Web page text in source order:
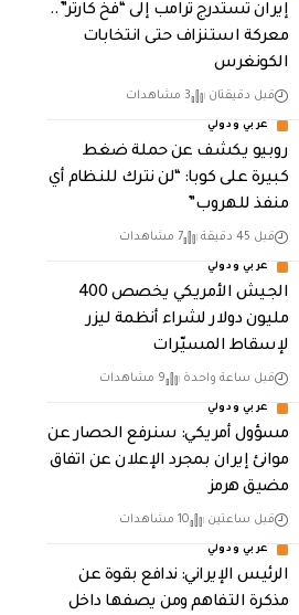
إيران تستدرج ترامب إلى “فخ كارتر”..
معركة استنزاف حتى انتخابات
الكونغرس
قبل دقيقتان 3 مشاهدات
عربي ودولي
روبيو يكشف عن حملة ضغط
كبيرة على كوبا: “لن نترك للنظام أي
منفذ للهروب”
قبل 45 دقيقة 7 مشاهدات
عربي ودولي
الجيش الأمريكي يخصص 400
مليون دولار لشراء أنظمة ليزر
لإسقاط المسيّرات
قبل ساعة واحدة 9 مشاهدات
عربي ودولي
مسؤول أمريكي: سنرفع الحصار عن
موانئ إيران بمجرد الإعلان عن اتفاق
مضيق هرمز
قبل ساعتين 10 مشاهدات
عربي ودولي
الرئيس الإيراني: ندافع بقوة عن
مذكرة التفاهم ومن يصفها داخل